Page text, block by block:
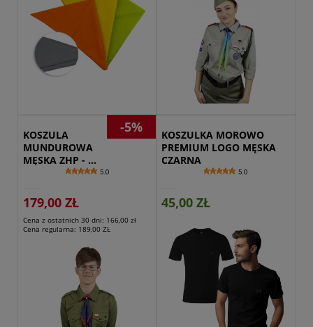
KOSZULA
MUNDUROWA
MĘSKA ZHP -
ZIELONA BLUZA 5.0
179,00 ZŁ
Cena z ostatnich 30 dni: 166,00 zł
Cena regularna: 189,00 ZŁ
-5%
KOSZULKA MOROWO
PREMIUM LOGO MĘSKA
CZARNA
5.0
45,00 ZŁ